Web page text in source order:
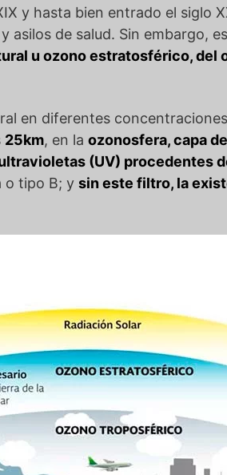
y hasta bien entrado el siglo
asilos de salud. Sin embargo,
u ozono estratosférico, del
en diferentes
25km, en la ozonosfera, capa
(UV) procedentes
o tipo B; y sin este filtro, la